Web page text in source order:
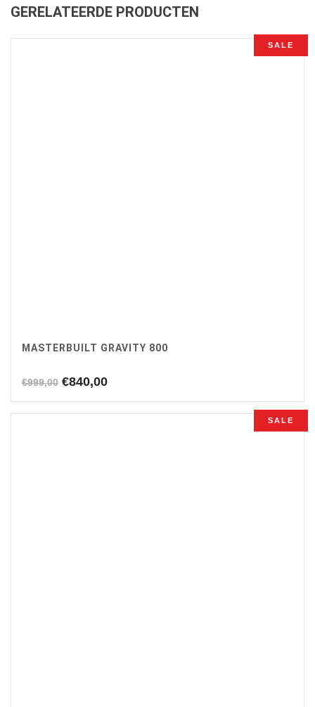
GERELATEERDE PRODUCTEN
SALE
MASTERBUILT GRAVITY 800
€999,00 Oorspronkelijke
was:
€840,00Huidige
is:
SALE